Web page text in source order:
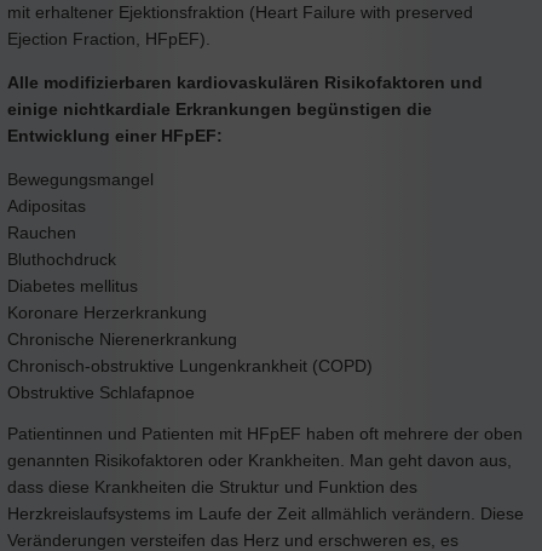
mit erhaltener Ejektionsfraktion (Heart Failure with preserved
Ejection Fraction, HFpEF).
Alle modifizierbaren kardiovaskulären Risikofaktoren und
einige nichtkardiale Erkrankungen begünstigen die
Entwicklung einer HFpEF:
Bewegungsmangel
Adipositas
Rauchen
Bluthochdruck
Diabetes mellitus
Koronare Herzerkrankung
Chronische Nierenerkrankung
Chronisch-obstruktive Lungenkrankheit (COPD)
Obstruktive Schlafapnoe
Patientinnen und Patienten mit HFpEF haben oft mehrere der oben
genannten Risikofaktoren oder Krankheiten. Man geht davon aus,
dass diese Krankheiten die Struktur und Funktion des
Herzkreislaufsystems im Laufe der Zeit allmählich verändern. Diese
Veränderungen versteifen das Herz und erschweren es, es